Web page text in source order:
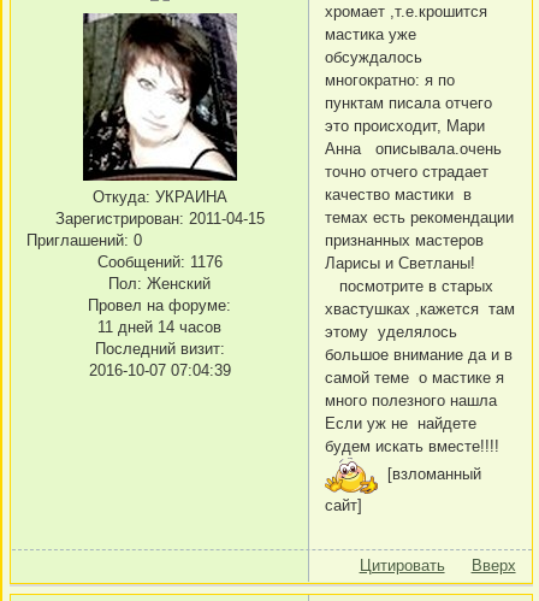
Откуда: УКРАИНА
Зарегистрирован: 2011-04-15
Приглашений: 0
Сообщений: 1176
Пол: Женский
Провел на форуме:
11 дней 14 часов
Последний визит:
2016-10-07 07:04:39
хромает ,т.е.крошится
мастика уже
обсуждалось
многократно: я по
пунктам писала отчего
это происходит, Мари
Анна описывала.очень
точно отчего страдает
качество мастики в
темах есть рекомендации
признанных мастеров
Ларисы и Светланы!
посмотрите в старых
хвастушках ,кажется там
этому уделялось
большое внимание да и в
самой теме о мастике я
много полезного нашла
Если уж не найдете
будем искать вместе!!!!
[взломанный
сайт]
Цитировать Вверх